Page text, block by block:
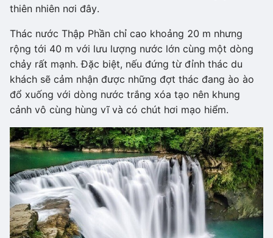
thiên nhiên nơi đây.
Thác nước Thập Phần chỉ cao khoảng 20 m nhưng
rộng tới 40 m với lưu lượng nước lớn cùng một dòng
chảy rất mạnh. Đặc biệt, nếu đứng từ đỉnh thác du
khách sẽ cảm nhận được những đợt thác đang ào ào
đổ xuống với dòng nước trắng xóa tạo nên khung
cảnh vô cùng hùng vĩ và có chút hơi mạo hiểm.